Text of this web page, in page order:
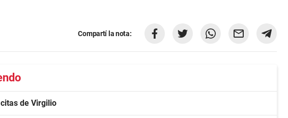
Compartí la nota:
de Virgilio